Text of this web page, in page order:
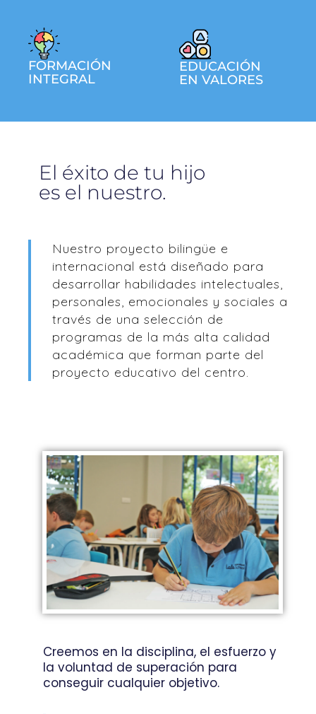
FORMACIÓN
INTEGRAL
EDUCACIÓN
EN VALORES
El éxito de tu hijo
es el nuestro.
Nuestro proyecto bilingüe e
internacional está diseñado para
desarrollar habilidades intelectuales,
personales, emocionales y sociales a
través de una selección de
programas de la más alta calidad
académica que forman parte del
proyecto educativo del centro.
Creemos en la disciplina, el esfuerzo y
la voluntad de superación para
conseguir cualquier objetivo.